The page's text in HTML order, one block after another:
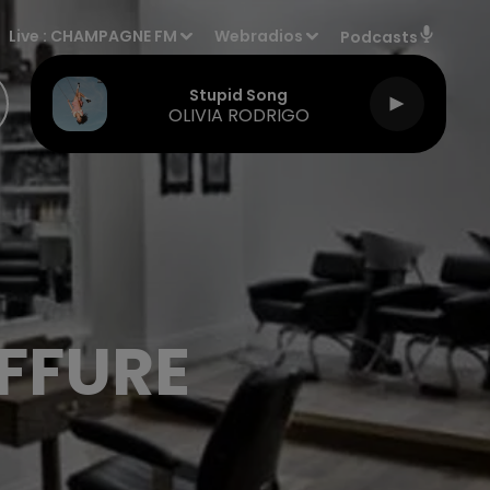
Live : CHAMPAGNE FM Webradios Podcasts
Stupid Song
OLIVIA RODRIGO